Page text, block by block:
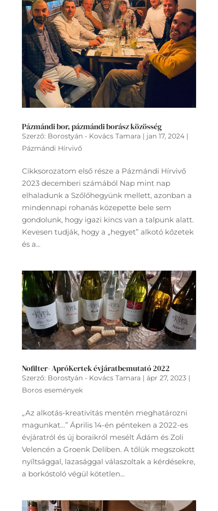
Pázmándi bor, pázmándi borász közösség
Szerző: Borostyán - Kovács Tamara | jan 17, 2024|
Pázmándi Hírvivő
Cikksorozatom első része a Pázmándi Hírvivő
2023 decemberi számából Nap mint nap
elhaladunk a Szőlőhegyünk mellett, azonban a
mindennapi rohanás közepette bele sem
gondolunk, hogy igazi kincs van a talpunk alatt.
Kevesen tudják, hogy a „hegyet” alkotó kőzetek
és a...
Nofilter- ApróKertek évjáratbemutató 2022
Szerző: Borostyán - Kovács Tamara | ápr 27, 2023|
Boros események
„Az alkotás-kreativitás mentén meghatározni
magunkat…” Április 14-én pénteken a 2022-es
évjáratról és új boraikról mesélt Ádám és Zoli
Velencén a Groenk Deliben. A tőlük megszokott
nyíltsággal, lazasággal válaszoltak a kérdésekre,
a borkóstoló végül kötetlen...